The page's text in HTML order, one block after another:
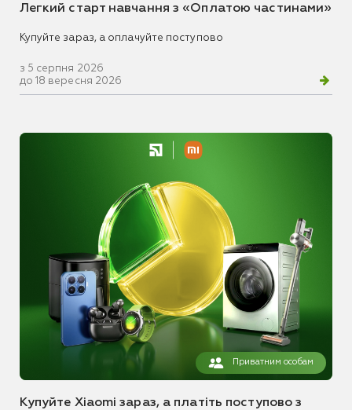
Легкий старт навчання з «Оплатою частинами»
Купуйте зараз, а оплачуйте поступово
з 5 серпня 2026
до 18 вересня 2026
Приватним особам
Купуйте Xiaomi зараз, а платіть поступово з